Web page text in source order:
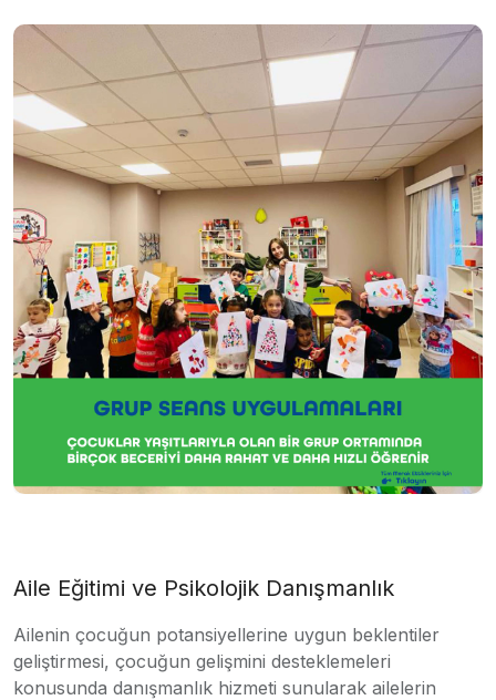
Aile Eğitimi ve Psikolojik Danışmanlık
Ailenin çocuğun potansiyellerine uygun beklentiler
geliştirmesi, çocuğun gelişmini desteklemeleri
konusunda danışmanlık hizmeti sunularak ailelerin